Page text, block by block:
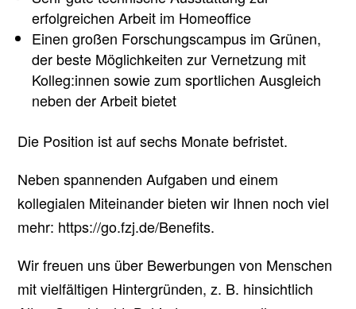
erfolgreichen Arbeit im Homeoffice
Einen großen Forschungscampus im Grünen,
der beste Möglichkeiten zur Vernetzung mit
Kolleg:innen sowie zum sportlichen Ausgleich
neben der Arbeit bietet
Die Position ist auf sechs Monate befristet.
Neben spannenden Aufgaben und einem
kollegialen Miteinander bieten wir Ihnen noch viel
mehr: https://go.fzj.de/Benefits.
Wir freuen uns über Bewerbungen von Menschen
mit vielfältigen Hintergründen, z. B. hinsichtlich